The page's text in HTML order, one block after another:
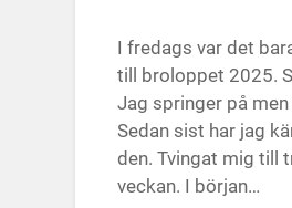
I fredags var det
till broloppet 2025.
Jag springer på
Sedan sist har jag
den. Tvingat mig till
veckan. I början…